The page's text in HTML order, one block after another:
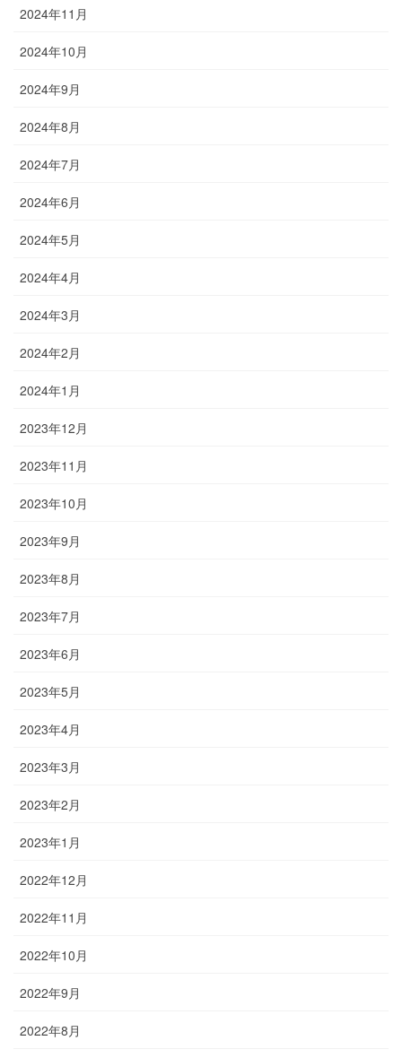
2024年11月
2024年10月
2024年9月
2024年8月
2024年7月
2024年6月
2024年5月
2024年4月
2024年3月
2024年2月
2024年1月
2023年12月
2023年11月
2023年10月
2023年9月
2023年8月
2023年7月
2023年6月
2023年5月
2023年4月
2023年3月
2023年2月
2023年1月
2022年12月
2022年11月
2022年10月
2022年9月
2022年8月